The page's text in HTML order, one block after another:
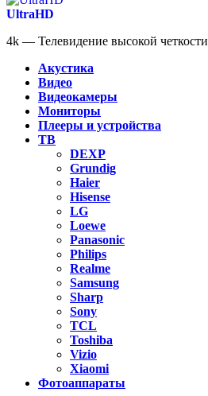
UltraHD
4k — Телевидение высокой четкости
Акустика
Видео
Видеокамеры
Мониторы
Плееры и устройства
ТВ
DEXP
Grundig
Haier
Hisense
LG
Loewe
Panasonic
Philips
Realme
Samsung
Sharp
Sony
TCL
Toshiba
Vizio
Xiaomi
Фотоаппараты